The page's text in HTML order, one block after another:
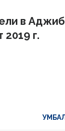
в
2019 г.